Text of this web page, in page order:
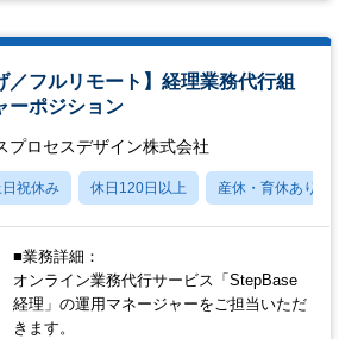
／フルリモート】経理業務代行組
ーポジション
プロセスデザイン株式会社
日祝休み 休日120日以上 産休・育休あり
■業務詳細：
オンライン業務代行サービス「StepBase
経理」の運用マネージャーをご担当いただ
きます。